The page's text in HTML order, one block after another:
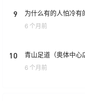
9 为什么有的人怕冷有
6 个月前
10 青山足道（奥体中心
6 个月前